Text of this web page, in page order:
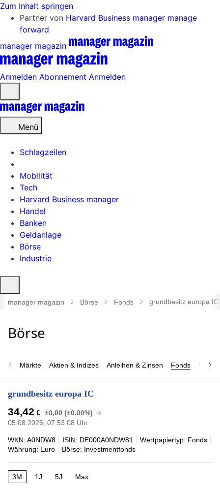
Zum Inhalt springen
Partner von Harvard Business manager manage
forward
manager magazin
Anmelden Abonnement Anmelden
öffnen
Menü
Schlagzeilen
Mobilität
Tech
Harvard Business manager
Handel
Banken
Geldanlage
Börse
Industrie
öffnen
manager magazin Börse Fonds grundbesitz europa IC
Märkte Aktien & Indizes Anleihen & Zinsen Fonds
grundbesitz europa IC
34,42 € ±0,00 (±0,00%)
05.08.2026, 07:53:08 Uhr
WKN: A0NDW8 ISIN: DE000A0NDW81
Wertpapiertyp: Fonds
Währung: Euro
Börse: Investmentfonds
3M 1J 5J Max